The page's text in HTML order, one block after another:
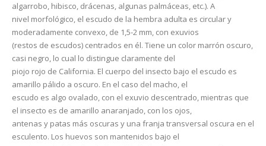
algarrobo, hibisco, drácenas, algunas palmáceas, etc.). A
nivel morfológico, el escudo de la hembra adulta es circular y
moderadamente convexo, de 1,5-2 mm, con exuvios
(restos de escudos) centrados en él. Tiene un color marrón oscuro,
casi negro, lo cual lo distingue claramente del
piojo rojo de California. El cuerpo del insecto bajo el escudo es
amarillo pálido a oscuro. En el caso del macho, el
escudo es algo ovalado, con el exuvio descentrado, mientras que
el insecto es de amarillo anaranjado, con los ojos,
antenas y patas más oscuras y una franja transversal oscura en el
esculento. Los huevos son mantenidos bajo el